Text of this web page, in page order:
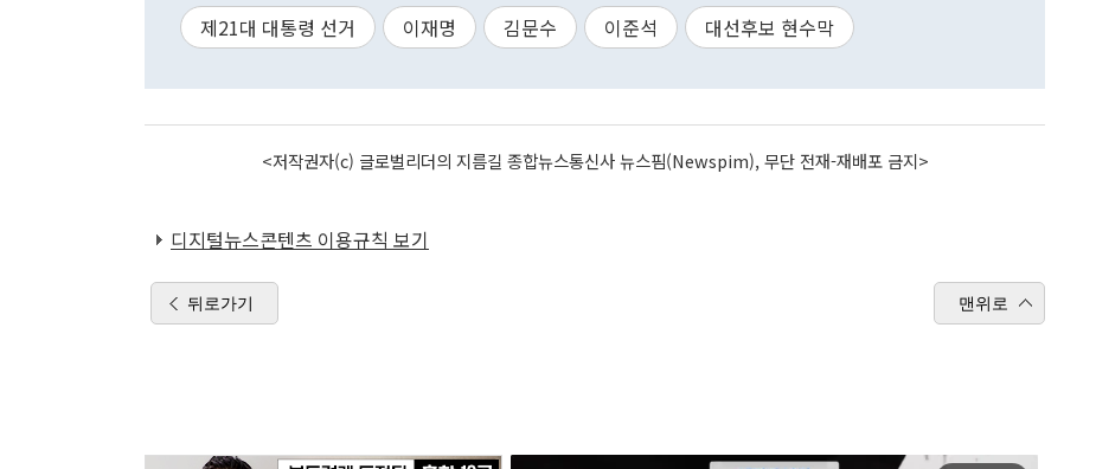
제21대 대통령 선거 이재명 김문수 이준석 대선후보 현수막
<저작권자(c) 글로벌리더의 지름길 종합뉴스통신사 뉴스핌(Newspim), 무단 전재-재배포 금지>
디지털뉴스콘텐츠 이용규칙 보기
뒤로가기 맨위로